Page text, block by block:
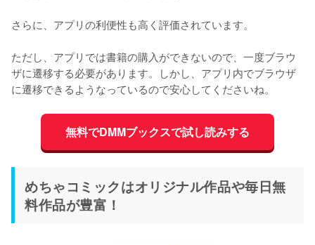
さらに、アプリの利便性も高く評価されています。
ただし、アプリでは書籍の購入ができないので、一度ブラウ
ザに遷移する必要があります。しかし、アプリ内でブラウザ
に遷移できるようなっているので安心してくださいね。
無料でDMMブックスで試し読みする
めちゃコミックはオリジナル作品や毎日無
料作品が豊富！